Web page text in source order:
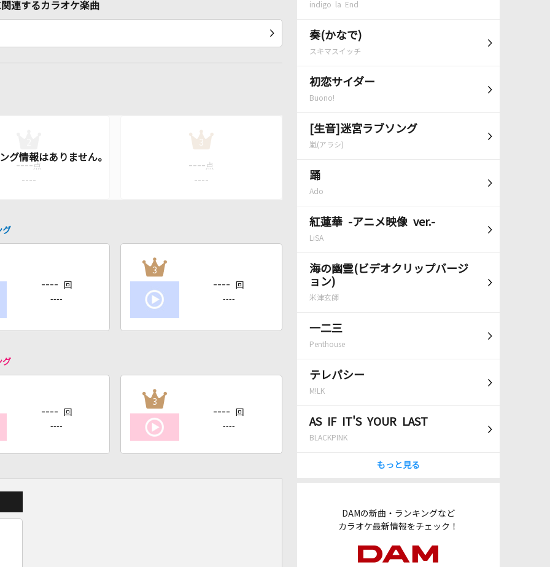
indigo la End
奏(かなで)
スキマスイッチ
初恋サイダー
Buono!
[生音]迷宮ラブソング
嵐(アラシ)
踊
Ado
紅蓮華 -アニメ映像 ver.-
LiSA
海の幽霊(ビデオクリップバージ
ョン)
米津玄師
一二三
Penthouse
テレパシー
M!LK
AS IF IT'S YOUR LAST
BLACKPINK
もっと見る
DAMの新曲・ランキングなど
カラオケ最新情報をチェック！
連するカラオケ楽曲
---- 点
----
3
---- 点
----
グ
---- 回
----
3
---- 回
----
グ
---- 回
----
3
---- 回
----